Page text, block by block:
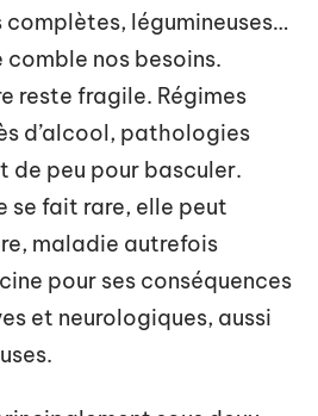
complètes, légumineuses…
comble nos besoins.
reste fragile. Régimes
d’alcool, pathologies
de peu pour basculer.
se fait rare, elle peut
maladie autrefois
pour ses conséquences
et neurologiques, aussi